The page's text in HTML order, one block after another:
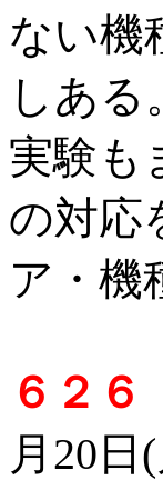
ない機
しあ
実験も
の対応
ア・機
６２６
月20日